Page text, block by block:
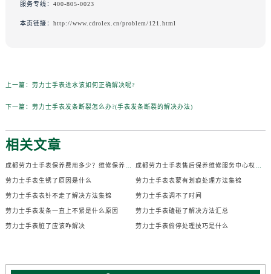
服务专线： 400-805-0023
本页链接： http://www.cdrolex.cn/problem/121.html
上一篇： 劳力士手表进水该如何正确解决呢?
下一篇： 劳力士手表发条断裂怎么办?(手表发条断裂的解决办法)
相关文章
成都劳力士手表保养费用多少？维修保养价格参考权威公示（2026年7月最新） 成都劳力士手表售后保养维修服务中心权威公示（2026年7月最新）
劳力士手表生锈了原因是什么 劳力士手表表蒙有划痕处理方法集锦
劳力士手表表针不走了解决方法集锦 劳力士手表调不了时间
劳力士手表发条一直上不紧是什么原因 劳力士手表磕碰了解决方法汇总
劳力士手表脏了应该咋解决 劳力士手表偷停处理技巧是什么